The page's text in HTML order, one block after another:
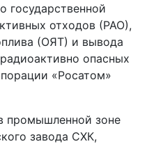
государственной
отходов (РАО),
(ОЯТ) и вывода
опасных
«Росатом»
промышленной зоне
завода СХК,